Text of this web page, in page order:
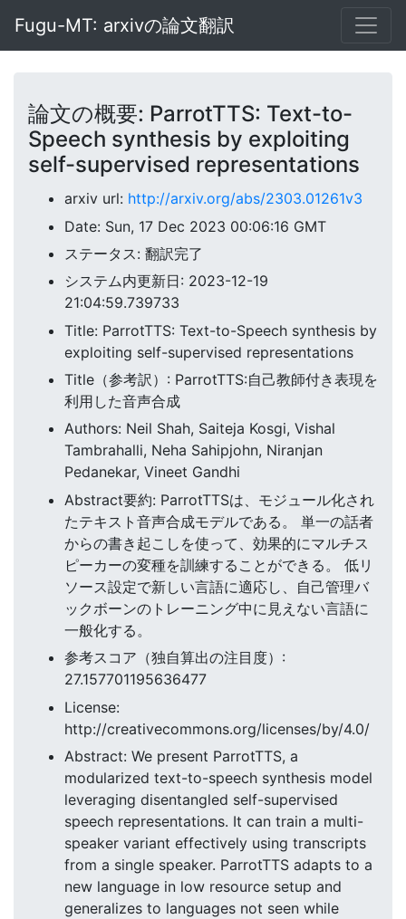
Fugu-MT: arxivの論文翻訳
論文の概要: ParrotTTS: Text-to-
Speech synthesis by exploiting
self-supervised representations
arxiv url: http://arxiv.org/abs/2303.01261v3
Date: Sun, 17 Dec 2023 00:06:16 GMT
ステータス: 翻訳完了
システム内更新日: 2023-12-19
21:04:59.739733
Title: ParrotTTS: Text-to-Speech synthesis by
exploiting self-supervised representations
Title（参考訳）: ParrotTTS:自己教師付き表現を
利用した音声合成
Authors: Neil Shah, Saiteja Kosgi, Vishal
Tambrahalli, Neha Sahipjohn, Niranjan
Pedanekar, Vineet Gandhi
Abstract要約: ParrotTTSは、モジュール化され
たテキスト音声合成モデルである。 単一の話者
からの書き起こしを使って、効果的にマルチス
ピーカーの変種を訓練することができる。 低リ
ソース設定で新しい言語に適応し、自己管理バ
ックボーンのトレーニング中に見えない言語に
一般化する。
参考スコア（独自算出の注目度）:
27.157701195636477
License:
http://creativecommons.org/licenses/by/4.0/
Abstract: We present ParrotTTS, a
modularized text-to-speech synthesis model
leveraging disentangled self-supervised
speech representations. It can train a multi-
speaker variant effectively using transcripts
from a single speaker. ParrotTTS adapts to a
new language in low resource setup and
generalizes to languages not seen while